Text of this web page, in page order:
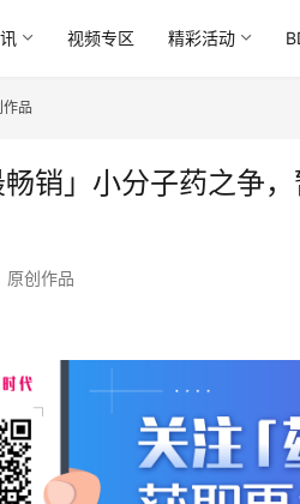
视频专区 精彩活动
品
销」小分子药之争
原创作品